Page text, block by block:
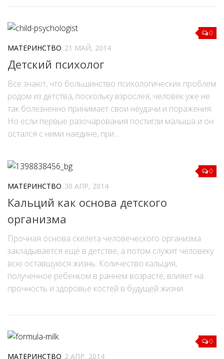
0
МАТЕРИНСТВО 21 МАЙ, 2014
Детский психолог
Все знают, что большинство психологических проблем
родом из детства, поскольку взрослея, человек уже не
так болезненно принимает свои неудачи и поражения.
Но если первые разочарования постигли малыша и он
остался с ними наедине, при...
0
МАТЕРИНСТВО 30 АПР, 2014
Кальций как основа детского
организма
Прочная основа скелета человеческого организма
закладывается ещё в детстве, а потом служит человеку
всю оставшуюся жизнь. Количество кальция,
полученное ребенком в раннем возрасте, влияет на
прочность и здоровье костей в будущей жизни.
0
МАТЕРИНСТВО 2 АПР, 2014